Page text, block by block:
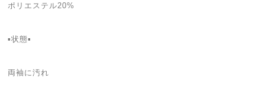
ポリエステル20%
▪️状態▪️
両袖に汚れ